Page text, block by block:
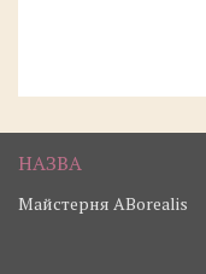
Майстерня ABorealis